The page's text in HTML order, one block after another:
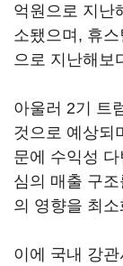
억원으로 지난
소됐으며, 휴
으로 지난해보
아울러 2기 트
것으로 예상되
문에 수익성
심의 매출 구
의 영향을 최
이에 국내 강